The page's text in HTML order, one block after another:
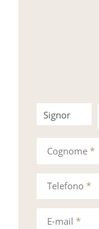
Signor
Telefono *
Cognome *
E-mail *